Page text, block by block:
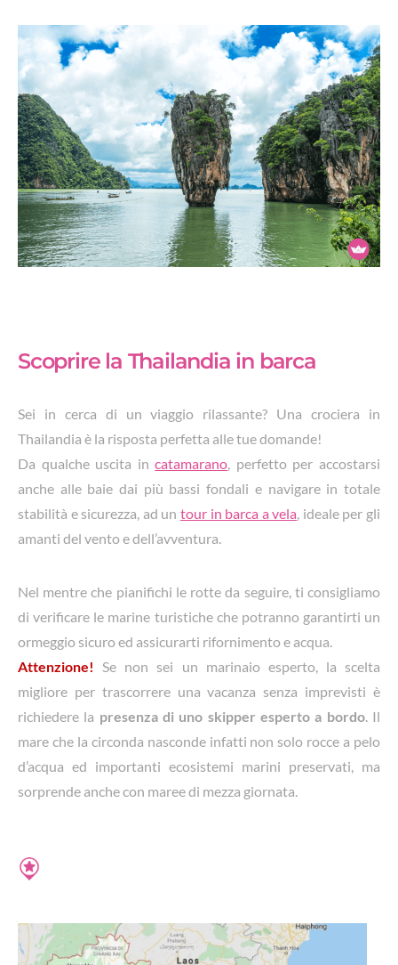
Scoprire la Thailandia in barca
Sei in cerca di un viaggio rilassante? Una crociera in
Thailandia è la risposta perfetta alle tue domande!
Da qualche uscita incatamarano, perfetto per accostarsi
anche alle baie dai più bassi fondali e navigare in totale
stabilità e sicurezza, ad un tour in barca a vela, ideale per gli
amanti del vento e dell’avventura.
Nel mentre che pianifichi le rotte da seguire, ti consigliamo
di verificare le marine turistiche che potranno garantirti un
ormeggio sicuro ed assicurarti rifornimento e acqua.
Attenzione! Se non sei un marinaio esperto, la scelta
migliore per trascorrere una vacanza senza imprevisti è
richiedere la presenza di uno skipper esperto a bordo. Il
mare che la circonda nasconde infatti non solo rocce a pelo
d’acqua ed importanti ecosistemi marini preservati, ma
sorprende anche con maree di mezza giornata.